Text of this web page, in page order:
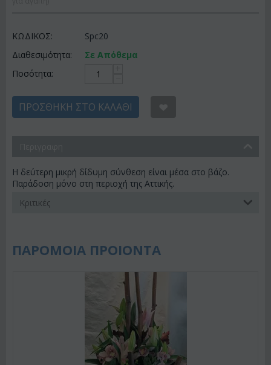
ΚΩΔΙΚΟΣ:
Spc20
Διαθεσιμότητα:
Σε Απόθεμα
Ποσότητα:
ΠΡΟΣΘΉΚΗ ΣΤΟ ΚΑΛΆΘΙ
Η δεύτερη μικρή δίδυμη σύνθεση είναι μέσα στο βάζο.
Παράδοση μόνο στη περιοχή της Αττικής.
Κριτικές
ΠΑΡΟΜΟΙΑ ΠΡΟΙΟΝΤΑ